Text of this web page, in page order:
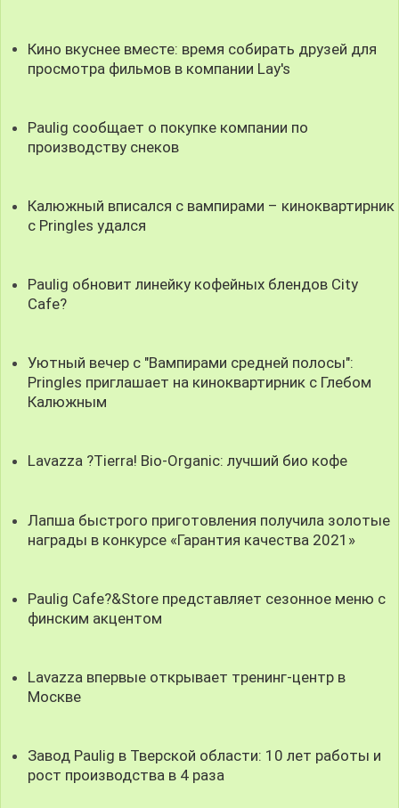
Кино вкуснее вместе: время собирать друзей для
просмотра фильмов в компании Lay's
Paulig сообщает о покупке компании по
производству снеков
Калюжный вписался с вампирами – киноквартирник
с Pringles удался
Paulig обновит линейку кофейных блендов City
Cafe?
Уютный вечер с "Вампирами средней полосы":
Pringles приглашает на киноквартирник с Глебом
Калюжным
Lavazza ?Tierra! Bio-Organic: лучший био кофе
Лапша быстрого приготовления получила золотые
награды в конкурсе «Гарантия качества 2021»
Paulig Cafe?&Store представляет сезонное меню с
финским акцентом
Lavazza впервые открывает тренинг-центр в
Москве
Завод Paulig в Тверской области: 10 лет работы и
рост производства в 4 раза